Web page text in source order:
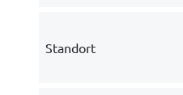
Standort